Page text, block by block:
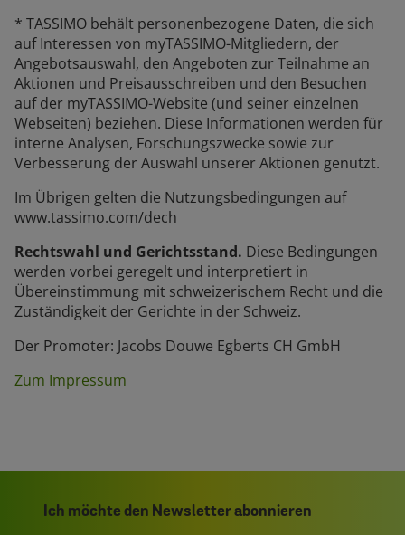
* TASSIMO behält personenbezogene Daten, die sich
auf Interessen von myTASSIMO-Mitgliedern, der
Angebotsauswahl, den Angeboten zur Teilnahme an
Aktionen und Preisausschreiben und den Besuchen
auf der myTASSIMO-Website (und seiner einzelnen
Webseiten) beziehen. Diese Informationen werden für
interne Analysen, Forschungszwecke sowie zur
Verbesserung der Auswahl unserer Aktionen genutzt.
Im Übrigen gelten die Nutzungsbedingungen auf
www.tassimo.com/dech
Rechtswahl und Gerichtsstand. Diese Bedingungen
werden vorbei geregelt und interpretiert in
Übereinstimmung mit schweizerischem Recht und die
Zuständigkeit der Gerichte in der Schweiz.
Der Promoter: Jacobs Douwe Egberts CH GmbH
Zum Impressum
Ich möchte den Newsletter abonnieren